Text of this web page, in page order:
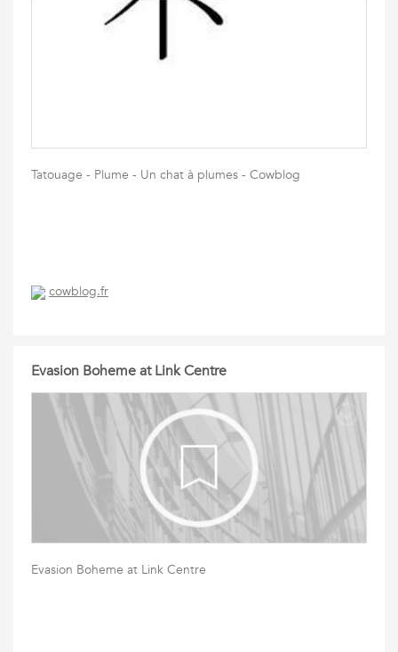
Tatouage - Plume - Un chat à plumes - Cowblog
cowblog.fr
Evasion Boheme at Link Centre
Evasion Boheme at Link Centre